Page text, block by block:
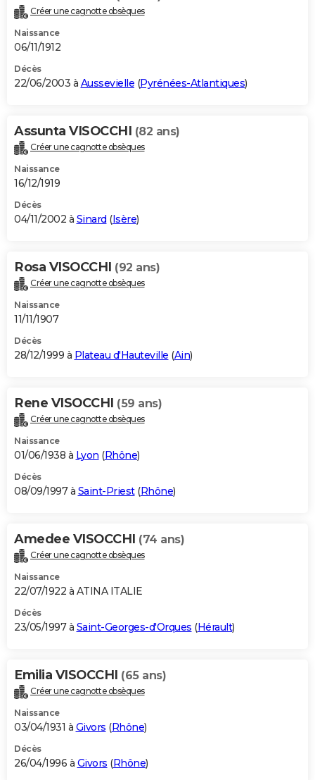
Créer une cagnotte obsèques
Naissance
06/11/1912
Décès
22/06/2003 à Aussevielle (Pyrénées-Atlantiques)
Assunta VISOCCHI (82 ans)
Créer une cagnotte obsèques
Naissance
16/12/1919
Décès
04/11/2002 à Sinard (Isère)
Rosa VISOCCHI (92 ans)
Créer une cagnotte obsèques
Naissance
11/11/1907
Décès
28/12/1999 à Plateau d'Hauteville (Ain)
Rene VISOCCHI (59 ans)
Créer une cagnotte obsèques
Naissance
01/06/1938 à Lyon (Rhône)
Décès
08/09/1997 à Saint-Priest(Rhône)
Amedee VISOCCHI (74 ans)
Créer une cagnotte obsèques
Naissance
22/07/1922 à ATINA ITALIE
Décès
23/05/1997 à Saint-Georges-d'Orques (Hérault)
Emilia VISOCCHI (65 ans)
Créer une cagnotte obsèques
Naissance
03/04/1931 à Givors (Rhône)
Décès
26/04/1996 à Givors (Rhône)